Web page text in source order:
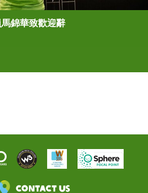
錦華致歡迎辭
施米包合照，呼籲大家支持「樂
錦華(左四)、樂施會總裁梁詠雩
錦華(左一)致送紀念品予楊怡
二)與義工朋友一起於街頭義賣
家購買樂施米，為留守兒童送上
體綠腳丫合辦的兩場「和你在一
Contact Us